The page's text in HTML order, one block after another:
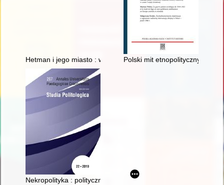
Hetman i jego miasto : w 250 rocznicę śmierci Jana Klemensa
Polski mit etnopolityczny i
Nekropolityka : polityczny wymiar pogrzebów polskich pisarzy